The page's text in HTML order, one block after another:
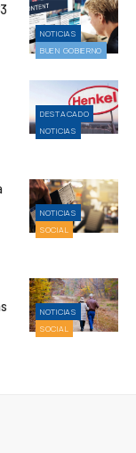
NOTICIAS
BUEN GOBIERNO
DESTACADO
NOTICIAS
NOTICIAS
SOCIAL
NOTICIAS
SOCIAL